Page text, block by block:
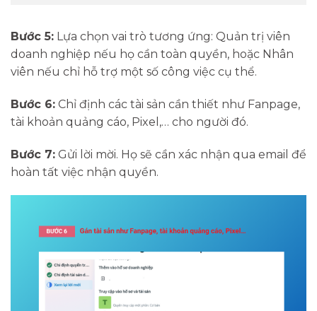
Bước 5: Lựa chọn vai trò tương ứng: Quản trị viên
doanh nghiệp nếu họ cần toàn quyền, hoặc Nhân
viên nếu chỉ hỗ trợ một số công việc cụ thể.
Bước 6: Chỉ định các tài sản cần thiết như Fanpage,
tài khoản quảng cáo, Pixel,… cho người đó.
Bước 7: Gửi lời mời. Họ sẽ cần xác nhận qua email để
hoàn tất việc nhận quyền.